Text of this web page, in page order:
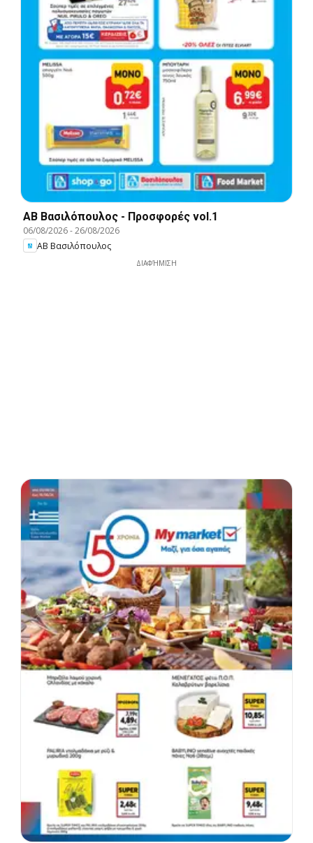
ΑΒ Βασιλόπουλος - Προσφορές vol.1
06/08/2026-26/08/2026
ΑΒ Βασιλόπουλος
ΔΙΑΦΉΜΙΣΗ